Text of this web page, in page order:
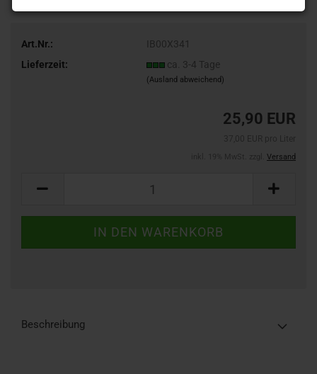
Art.Nr.:
IB00X341
Lieferzeit:
ca. 3-4 Tage
(Ausland abweichend)
25,90 EUR
Versand
Beschreibung